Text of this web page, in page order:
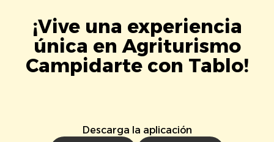
¡Vive una experiencia
única en Agriturismo
Campidarte con Tablo!
Descarga la aplicación